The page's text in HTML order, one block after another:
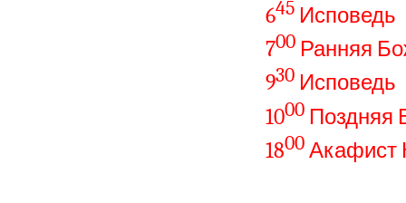
645 Исповедь
700 Ранняя
930 Исповедь
1000 Поздняя
1800 Акафист